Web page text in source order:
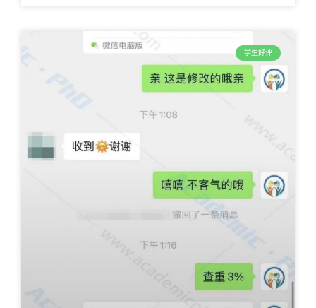
学生好评